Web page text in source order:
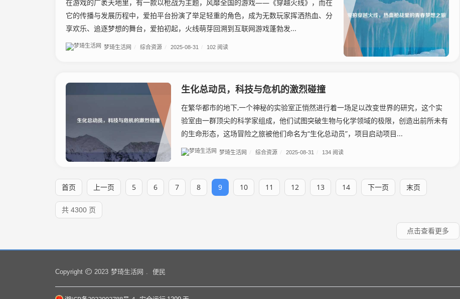
在游戏的广袤天地里，有一款以枪战为主题，风靡全国的游戏——《穿越火线》，而在
它的传播与发展历程中，爱拍平台扮演了举足轻重的角色，成为无数玩家挥洒热血、分
享欢乐、追逐梦想的舞台，爱拍初起，火线萌芽回溯到互联网游戏蓬勃发...
梦琦生活网 综合资源 2025-08-31 102 阅读
生化总动员，科技与危机的激烈碰撞
在繁华都市的地下,一个神秘的实验室正悄然进行着一场足以改变世界的研究，这个实
验室由一群顶尖的科学家组成，他们试图突破生物与化学领域的极限，创造出前所未有
的生命形态，这场冒险之旅被他们命名为“生化总动员”，项目启动项目...
梦琦生活网 综合资源 2025-08-31 134 阅读
首页 上一页 5 6 7 8 9 10 11 12 13 14 下一页 末页
共 4300 页
点击查看更多
Copyright 2023 梦琦生活网 . 便民